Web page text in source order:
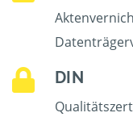
DIN